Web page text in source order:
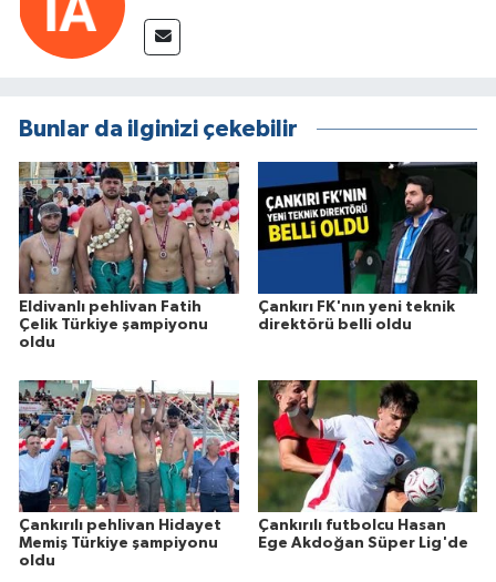
Bunlar da ilginizi çekebilir
Eldivanlı pehlivan Fatih
Çelik Türkiye şampiyonu
oldu
Çankırı FK'nın yeni teknik
direktörü belli oldu
Çankırılı pehlivan Hidayet
Memiş Türkiye şampiyonu
oldu
Çankırılı futbolcu Hasan
Ege Akdoğan Süper Lig'de